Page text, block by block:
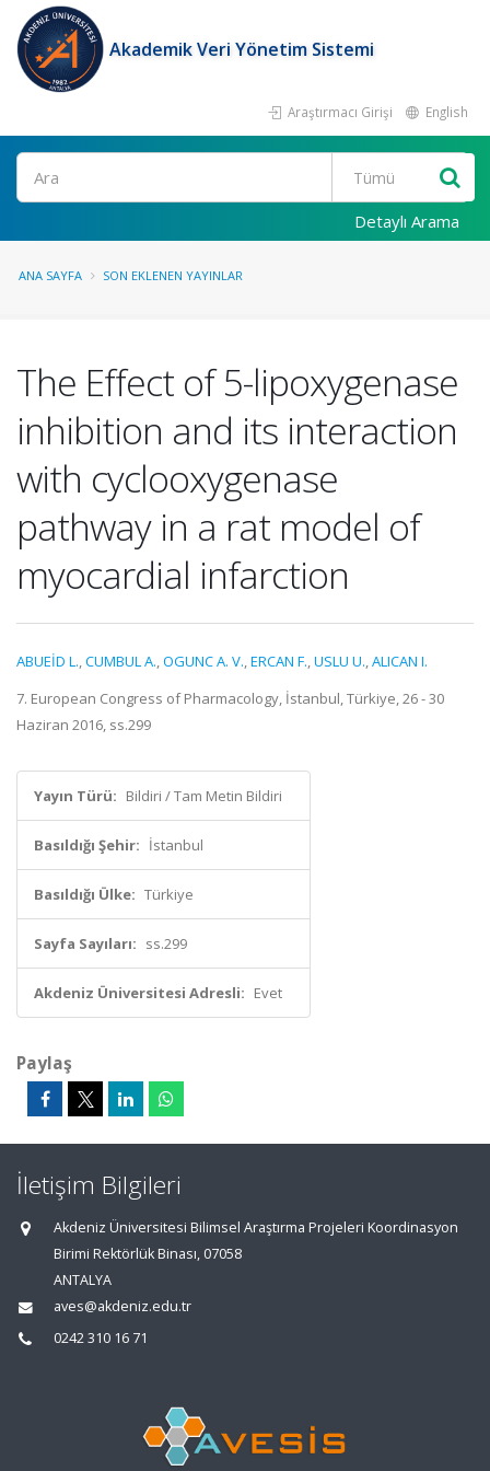
Akademik Veri Yönetim Sistemi
Araştırmacı Girişi English
Ara
Detaylı Arama
ANA SAYFA SON EKLENEN YAYINLAR
The Effect of 5-lipoxygenase
inhibition and its interaction
with cyclooxygenase
pathway in a rat model of
myocardial infarction
ABUEİD L.,CUMBUL A.,OGUNC A. V.,ERCAN F.,USLU U.,ALICAN I.
7. European Congress of Pharmacology, İstanbul, Türkiye, 26 - 30
Haziran 2016, ss.299
Yayın Türü: Bildiri / Tam Metin Bildiri
Basıldığı Şehir: İstanbul
Basıldığı Ülke: Türkiye
Sayfa Sayıları: ss.299
Akdeniz Üniversitesi Adresli: Evet
Paylaş
İletişim Bilgileri
Akdeniz Üniversitesi Bilimsel Araştırma Projeleri Koordinasyon
Birimi Rektörlük Binası, 07058
ANTALYA
aves@akdeniz.edu.tr
0242 310 16 71